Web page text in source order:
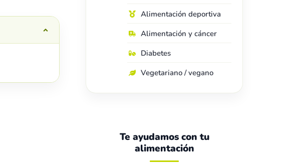
Alimentación deportiva
Alimentación y cáncer
Diabetes
Vegetariano / vegano
Te ayudamos con tu
alimentación